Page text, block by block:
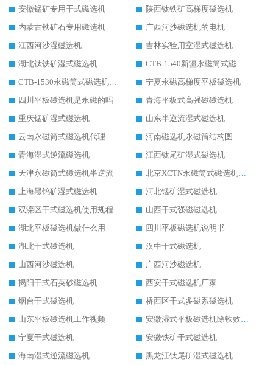
安徽锰矿专用干式磁选机
陕西钛铁矿高梯度磁选机
内蒙古铁矿石专用磁选机
广西河沙磁选机的电机
江西河沙湿磁选机
吉林实验用室湿式磁选机
湖北钛铁矿湿式磁选机
CTB-1540新疆永磁筒式磁选机
CTB-1530永磁筒式磁选机代理商
宁夏永磁高梯度平板磁选机
四川平板磁选机是永磁的吗
青海平板式高强磁磁选机
重庆锰矿湿式磁选机
山东半逆流湿式磁选机
云南永磁筒式磁选机代理
河南磁选机永磁筒结构图
青海湿式逆流磁选机
江西钛尾矿湿式磁选机
天津永磁筒式磁选机半逆流
北京XCTN永磁筒式磁选机磁块位置
上海黑钨矿湿式磁选机
河北锰矿湿式磁选机
双滦区干式磁选机使用规程
山西干式强磁磁选机
湖北平板磁选机做什么用
四川平板磁选机说明书
湖北干式磁选机
汉中干式磁选机
山西河沙磁选机
广西河沙磁选机
揭阳干式石英砂磁选机
西安干式磁选机厂家
烟台干式磁选机
桥西区干式多磁系磁选机
山东平板磁选机工作视频
安徽湿式平板磁选机除铁效果怎么样
宁夏干式磁选机
安徽铁矿干式磁选机
海南湿式逆流磁选机
黑龙江钛尾矿湿式磁选机